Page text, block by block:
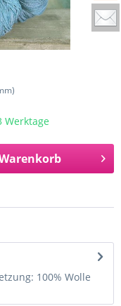
Werktage
100% Wolle